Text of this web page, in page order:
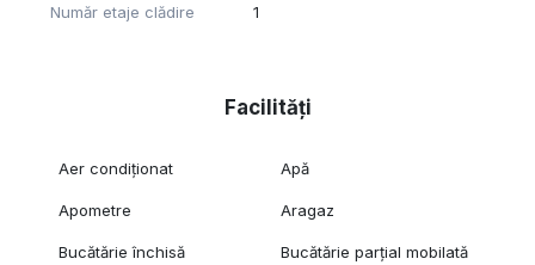
Număr etaje clădire 1
Facilități
Aer condiționat Apă
Apometre Aragaz
Bucătărie închisă Bucătărie parțial mobilată